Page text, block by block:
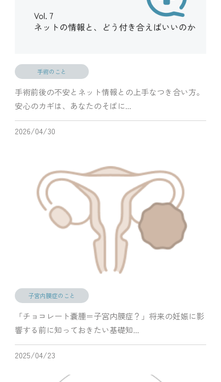
手術のこと
手術前後の不安とネット情報との上手なつき合い方。
安心のカギは、あなたのそばに...
2026/04/30
子宮内膜症のこと
「チョコレート嚢腫＝子宮内膜症？」将来の妊娠に影
響する前に知っておきたい基礎知...
2025/04/23